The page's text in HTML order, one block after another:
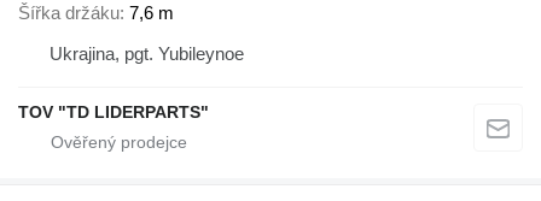
Šířka držáku 7,6 m
Ukrajina, pgt. Yubileynoe
TOV "TD LIDERPARTS"